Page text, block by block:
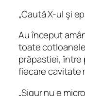
„Caută X-ul şi
Au început
toate
prăpastiei,
fiecare cavitate
„Sigur nu e